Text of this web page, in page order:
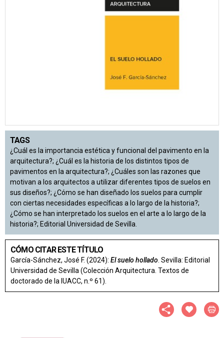
TAGS
¿Cuál es la importancia estética y funcional del pavimento en la
arquitectura?; ¿Cuál es la historia de los distintos tipos de
pavimentos en la arquitectura?; ¿Cuáles son las razones que
motivan a los arquitectos a utilizar diferentes tipos de suelos en
sus diseños?; ¿Cómo se han diseñado los suelos para cumplir
con ciertas necesidades específicas a lo largo de la historia?;
¿Cómo se han interpretado los suelos en el arte a lo largo de la
historia?; Editorial Universidad de Sevilla.
CÓMO CITAR ESTE TÍTULO
García-Sánchez, José F. (2024): El suelo hollado . Sevilla: Editorial
Universidad de Sevilla (Colección Arquitectura. Textos de
doctorado de la IUACC, n.º 61).